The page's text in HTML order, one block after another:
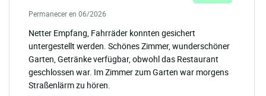
Permanecer en 06/2026
Netter Empfang, Fahrräder konnten gesichert
untergestellt werden. Schönes Zimmer, wunderschöner
Garten, Getränke verfügbar, obwohl das Restaurant
geschlossen war. Im Zimmer zum Garten war morgens
Straßenlärm zu hören.